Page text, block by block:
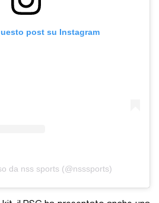
post su Instagram
da nss sports (@nsssports)